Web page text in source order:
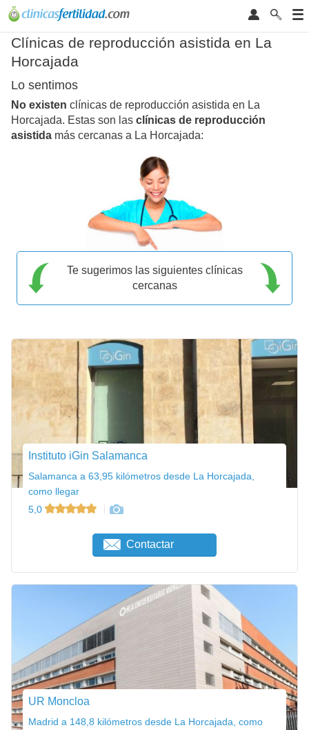
Clínicas de reproducción asistida en La
Horcajada
Lo sentimos
No existen clínicas de reproducción asistida en La
Horcajada. Estas son las clínicas de reproducción
asistida más cercanas a La Horcajada:
Te sugerimos las siguientes clínicas
cercanas
Instituto iGin Salamanca
Salamanca a 63,95 kilómetros desde La Horcajada,
como llegar
5,0
Contactar
UR Moncloa
Madrid a 148,8 kilómetros desde La Horcajada, como